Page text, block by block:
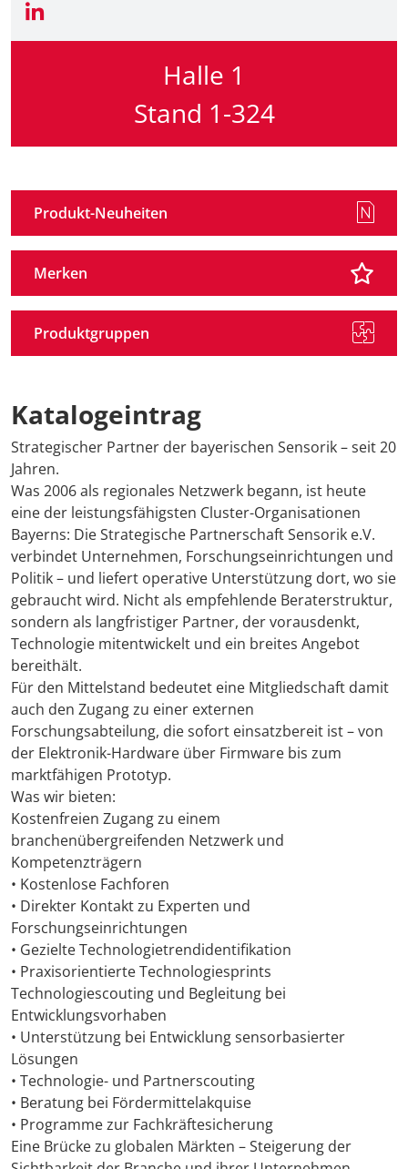
Halle 1
Stand 1-324
Produkt-Neuheiten
Merken
Produktgruppen
Katalogeintrag
Strategischer Partner der bayerischen Sensorik – seit 20
Jahren.
Was 2006 als regionales Netzwerk begann, ist heute
eine der leistungsfähigsten Cluster-Organisationen
Bayerns: Die Strategische Partnerschaft Sensorik e.V.
verbindet Unternehmen, Forschungseinrichtungen und
Politik – und liefert operative Unterstützung dort, wo sie
gebraucht wird. Nicht als empfehlende Beraterstruktur,
sondern als langfristiger Partner, der vorausdenkt,
Technologie mitentwickelt und ein breites Angebot
bereithält.
Für den Mittelstand bedeutet eine Mitgliedschaft damit
auch den Zugang zu einer externen
Forschungsabteilung, die sofort einsatzbereit ist – von
der Elektronik-Hardware über Firmware bis zum
marktfähigen Prototyp.
Was wir bieten:
Kostenfreien Zugang zu einem
branchenübergreifenden Netzwerk und
Kompetenzträgern
• Kostenlose Fachforen
• Direkter Kontakt zu Experten und
Forschungseinrichtungen
• Gezielte Technologietrendidentifikation
• Praxisorientierte Technologiesprints
Technologiescouting und Begleitung bei
Entwicklungsvorhaben
• Unterstützung bei Entwicklung sensorbasierter
Lösungen
• Technologie- und Partnerscouting
• Beratung bei Fördermittelakquise
• Programme zur Fachkräftesicherung
Eine Brücke zu globalen Märkten – Steigerung der